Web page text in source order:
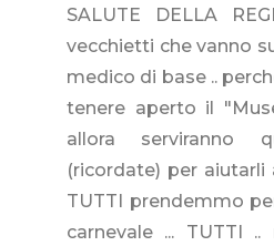
SALUTE DELLA
vecchietti che vanno
medico di base ..
tenere aperto il
allora serviranno
(ricordate) per aiutarli
TUTTI prendemmo
carnevale ... TUTTI